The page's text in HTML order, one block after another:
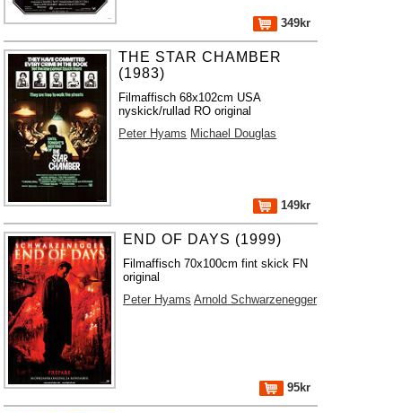
349kr
THE STAR CHAMBER
(1983)
Filmaffisch 68x102cm USA
nyskick/rullad RO original
Peter Hyams Michael Douglas
149kr
END OF DAYS (1999)
Filmaffisch 70x100cm fint skick FN
original
Peter Hyams Arnold Schwarzenegger
95kr